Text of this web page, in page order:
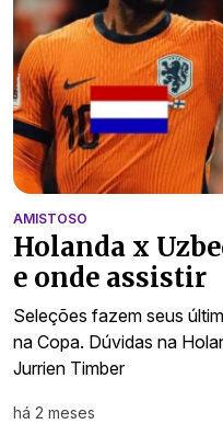
AMISTOSO
Holanda x
e onde assistir
Seleções fazem seus
na Copa. Dúvidas na
Jurrien Timber
há 2 meses